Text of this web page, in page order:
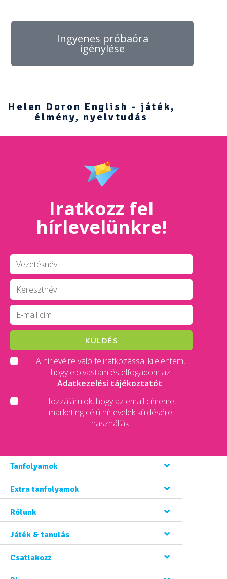
Ingyenes próbaóra
igénylése
Helen Doron English - játék,
élmény, nyelvtudás
Iratkozz fel
hírlevelünkre!
A hírlevélre való feliratkozással kijelentem,
hogy elolvastam és elfogadom az
Adatkezelési tájékoztatót.
Hozzájárulok, hogy az email címemet
marketing célú hírlevelek küldésére
használják.
KÜLDÉS
Tanfolyamok
Extra tanfolyamok
Rólunk
Játék & tanulás
Csatlakozz